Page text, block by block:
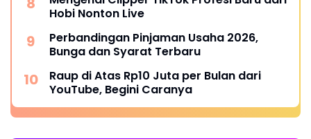
Hobi Nonton Live
Perbandingan Pinjaman Usaha 2026,
Bunga dan Syarat Terbaru
Raup di Atas Rp10 Juta per Bulan dari
YouTube, Begini Caranya